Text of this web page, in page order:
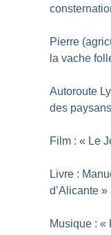
Pierre
la vache
Autoroute
des paysans
Film : « Le
Livre :
d’Alicante »
Musique : «